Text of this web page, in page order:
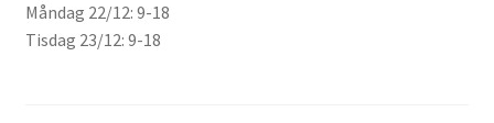
Måndag 22/12: 9-18
Tisdag 23/12: 9-18